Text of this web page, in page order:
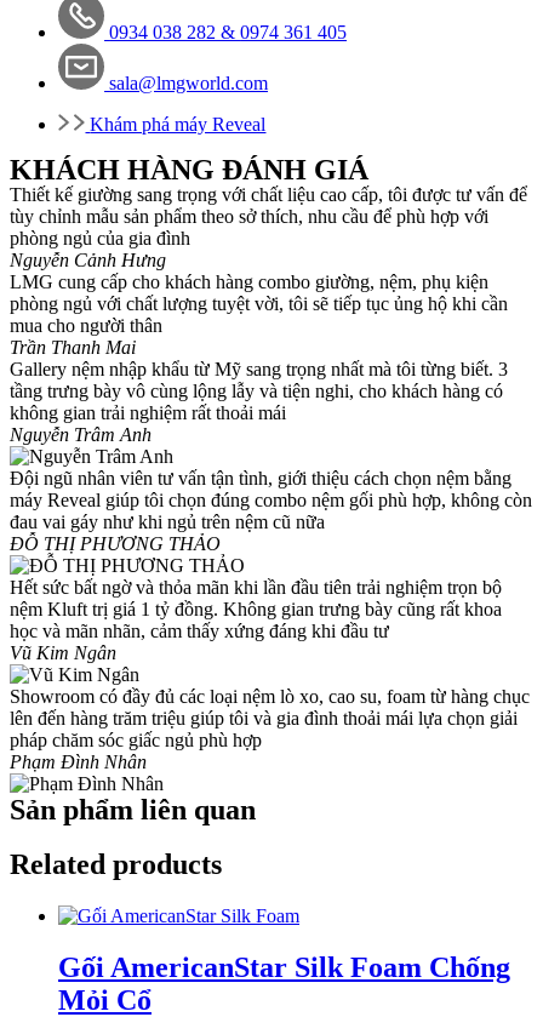
0934 038 282 &0974 361 405
sala@lmgworld.com
Khám phá máy Reveal
KHÁCH HÀNG ĐÁNH GIÁ
Thiết kế giường sang trọng với chất liệu cao cấp, tôi được tư vấn để
tùy chỉnh mẫu sản phẩm theo sở thích, nhu cầu để phù hợp với
phòng ngủ của gia đình
Nguyễn Cảnh Hưng
LMG cung cấp cho khách hàng combo giường, nệm, phụ kiện
phòng ngủ với chất lượng tuyệt vời, tôi sẽ tiếp tục ủng hộ khi cần
mua cho người thân
Trần Thanh Mai
Gallery nệm nhập khẩu từ Mỹ sang trọng nhất mà tôi từng biết. 3
tầng trưng bày vô cùng lộng lẫy và tiện nghi, cho khách hàng có
không gian trải nghiệm rất thoải mái
Nguyễn Trâm Anh
Đội ngũ nhân viên tư vấn tận tình, giới thiệu cách chọn nệm bằng
máy Reveal giúp tôi chọn đúng combo nệm gối phù hợp, không còn
đau vai gáy như khi ngủ trên nệm cũ nữa
ĐỖ THỊ PHƯƠNG THẢO
Hết sức bất ngờ và thỏa mãn khi lần đầu tiên trải nghiệm trọn bộ
nệm Kluft trị giá 1 tỷ đồng. Không gian trưng bày cũng rất khoa
học và mãn nhãn, cảm thấy xứng đáng khi đầu tư
Vũ Kim Ngân
Showroom có đầy đủ các loại nệm lò xo, cao su, foam từ hàng chục
lên đến hàng trăm triệu giúp tôi và gia đình thoải mái lựa chọn giải
pháp chăm sóc giấc ngủ phù hợp
Phạm Đình Nhân
Sản phẩm liên quan
Related products
Gối AmericanStar Silk Foam Chống
Mỏi Cổ